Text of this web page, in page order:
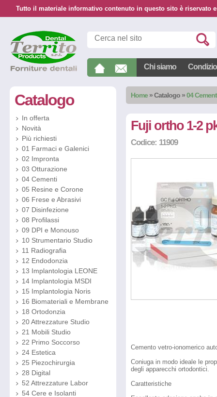
Tutto il materiale informativo contenuto in questo sito è riservato
Chi siamo
Home »Catalogo »04
Catalogo
In offerta
Novità
Più richiesti
01 Farmaci e Galenici
02 Impronta
03 Otturazione
04 Cementi
05 Resine e Corone
06 Frese e Abrasivi
07 Disinfezione
08 Profilassi
09 DPI e Monouso
10 Strumentario Studio
11 Radiografia
12 Endodonzia
13 Implantologia LEONE
14 Implantologia MSDI
15 Implantologia Noris
16 Biomateriali e Membrane
18 Ortodonzia
20 Attrezzature Studio
21 Mobili Studio
22 Primo Soccorso
24 Estetica
25 Piezochirurgia
28 Digital
52 Attrezzature Labor
54 Cere e Isolanti
Fuji ortho 1-2
Codice: 11909
Cemento vetro-ionomerico
Coniuga in modo ideale le
degli apparecchi ortodontici.
Caratteristiche